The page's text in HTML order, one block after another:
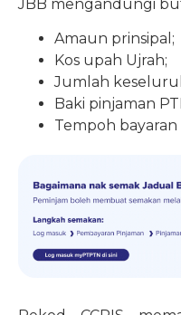
JBB mengandungi
Amaun prinsipal;
Kos upah Ujrah;
Jumlah
Baki pinjaman
Tempoh bayaran